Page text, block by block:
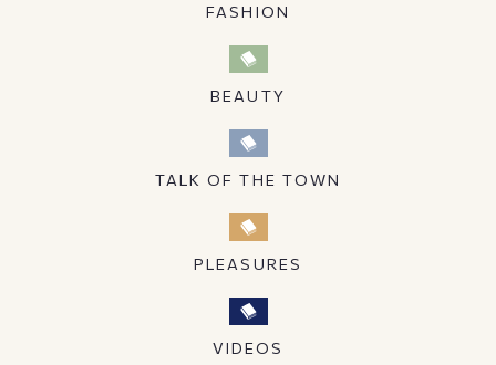
FASHION
BEAUTY
TALK OF THE TOWN
PLEASURES
VIDEOS